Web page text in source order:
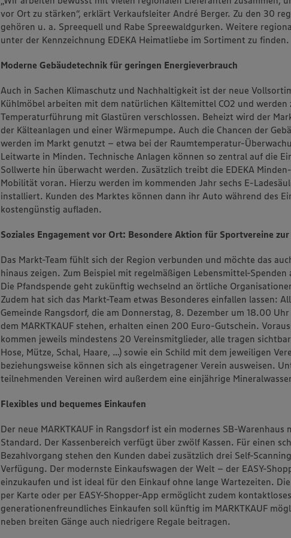
vor Ort zu stärken“, erklärt Verkaufsleiter André Berger. Zu den 30
gehören u. a. Spreequell und Rabe Spreewaldgurken. Weitere
unter der Kennzeichnung EDEKA Heimatliebe im Sortiment zu finden.
Moderne Gebäudetechnik für geringen Energieverbrauch
Auch in Sachen Klimaschutz und Nachhaltigkeit ist der neue
Kühlmöbel arbeiten mit dem natürlichen Kältemittel CO2 und
Temperaturführung mit Glastüren verschlossen. Beheizt wird der
der Kälteanlagen und einer Wärmepumpe. Auch die Chancen der
werden im Markt genutzt – etwa bei der Raumtemperatur-
Leitwarte in Minden. Technische Anlagen können so zentral auf die
Sollwerte hin überwacht werden. Zusätzlich treibt die EDEKA
Mobilität voran. Hierzu werden im kommenden Jahr sechs E-
installiert. Kunden des Marktes können dann ihr Auto während des
kostengünstig aufladen.
Soziales Engagement vor Ort: Besondere Aktion für Sportvereine
Das Markt-Team fühlt sich der Region verbunden und möchte das
hinaus zeigen. Zum Beispiel mit regelmäßigen Lebensmittel-Spenden
Die Pfandspende geht zukünftig wechselnd an örtliche
Zudem hat sich das Markt-Team etwas Besonderes einfallen lassen:
Gemeinde Rangsdorf, die am Donnerstag, 8. Dezember um 18.00
dem MARKTKAUF stehen, erhalten einen 200 Euro-Gutschein.
kommen jeweils mindestens 20 Vereinsmitglieder, alle tragen
Hose, Mütze, Schal, Haare, …) sowie ein Schild mit dem jeweiligen
beziehungsweise können sich als eingetragener Verein ausweisen.
teilnehmenden Vereinen wird außerdem eine einjährige
Flexibles und bequemes Einkaufen
Der neue MARKTKAUF in Rangsdorf ist ein modernes SB-Warenhaus
Standard. Der Kassenbereich verfügt über zwölf Kassen. Für einen
Bezahlvorgang stehen den Kunden dabei zusätzlich drei Self-
Verfügung. Der modernste Einkaufswagen der Welt – der EASY-
einzukaufen und ist ideal für den Einkauf ohne lange Wartezeiten.
per Karte oder per EASY-Shopper-App ermöglicht zudem
generationenfreundliches Einkaufen soll künftig im MARKTKAUF
neben breiten Gänge auch niedrigere Regale beitragen.